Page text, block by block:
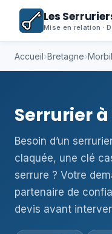
Les
Mise en relation ·
Accueil›Bretagne›
Serrurier
Besoin d’un
claquée, une clé
serrure ? Votre
partenaire de
devis avant